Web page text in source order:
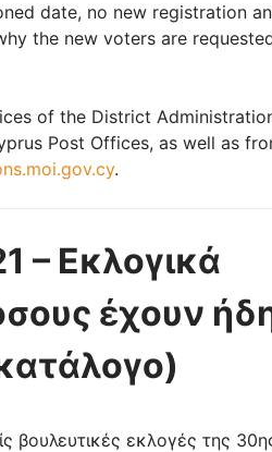
date, no new registration
the new voters are
of the District
Post Offices, as well as
.
– Εκλογικά
έχουν
βουλευτικές εκλογές της